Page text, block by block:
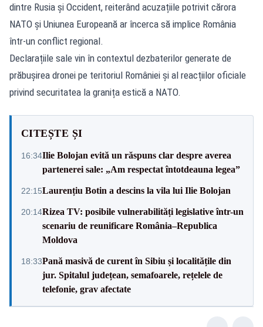
dintre Rusia și Occident, reiterând acuzațiile potrivit cărora
NATO și Uniunea Europeană ar încerca să implice România
într-un conflict regional.
Declarațiile sale vin în contextul dezbaterilor generate de
prăbușirea dronei pe teritoriul României și al reacțiilor oficiale
privind securitatea la granița estică a NATO.
CITEȘTE ȘI
16:34Ilie Bolojan evită un răspuns clar despre averea
partenerei sale: „Am respectat întotdeauna legea”
22:15Laurențiu Botin a descins la vila lui Ilie Bolojan
20:14Rizea TV: posibile vulnerabilități legislative într-un
scenariu de reunificare România–Republica
Moldova
18:33Pană masivă de curent în Sibiu și localitățile din
jur. Spitalul județean, semafoarele, rețelele de
telefonie, grav afectate